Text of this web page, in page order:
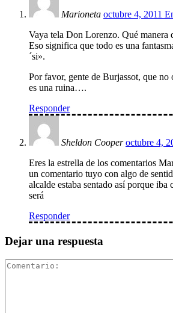
Marioneta octubre 4, 2011
Vaya tela Don Lorenzo. Qué manera
Eso significa que todo es una
´si».
Por favor, gente de Burjassot, que no
es una ruina….
Responder
Sheldon Cooper octubre 4,
Eres la estrella de los comentarios
un comentario tuyo con algo de
alcalde estaba sentado así porque iba
será
Responder
Dejar una respuesta